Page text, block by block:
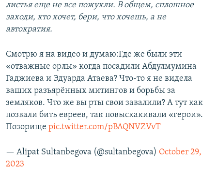
листья еще не все пожухли. В общем, сплошное
заходи, кто хочет, бери, что хочешь, а не
автократия.
Смотрю я на видео и думаю:Где же были эти
«отважные орлы» когда посадили Абдулмумина
Гаджиева и Эдуарда Атаева? Что-то я не видела
ваших разъярённых митингов и борьбы за
земляков. Что же вы рты свои завалили? А тут как
позвали бить евреев, так повыскакивали «герои».
Позорище pic.twitter.com/pBAQNVZVvT
— Alipat Sultanbegova (@sultanbegova) October 29,
2023